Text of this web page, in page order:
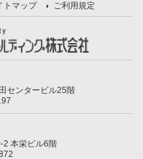
トマップ ご利用規定
センタービル25階
本栄ビル6階